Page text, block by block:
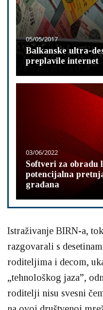
05/05/2017
Balkanske ultra-
preplavile internet
03/06/2022
Softveri za obradu
potencijalna
građana
Istraživanje BIRN-a,
razgovarali s
roditeljima i decom,
„tehnološkog jaza”,
roditelji nisu svesni